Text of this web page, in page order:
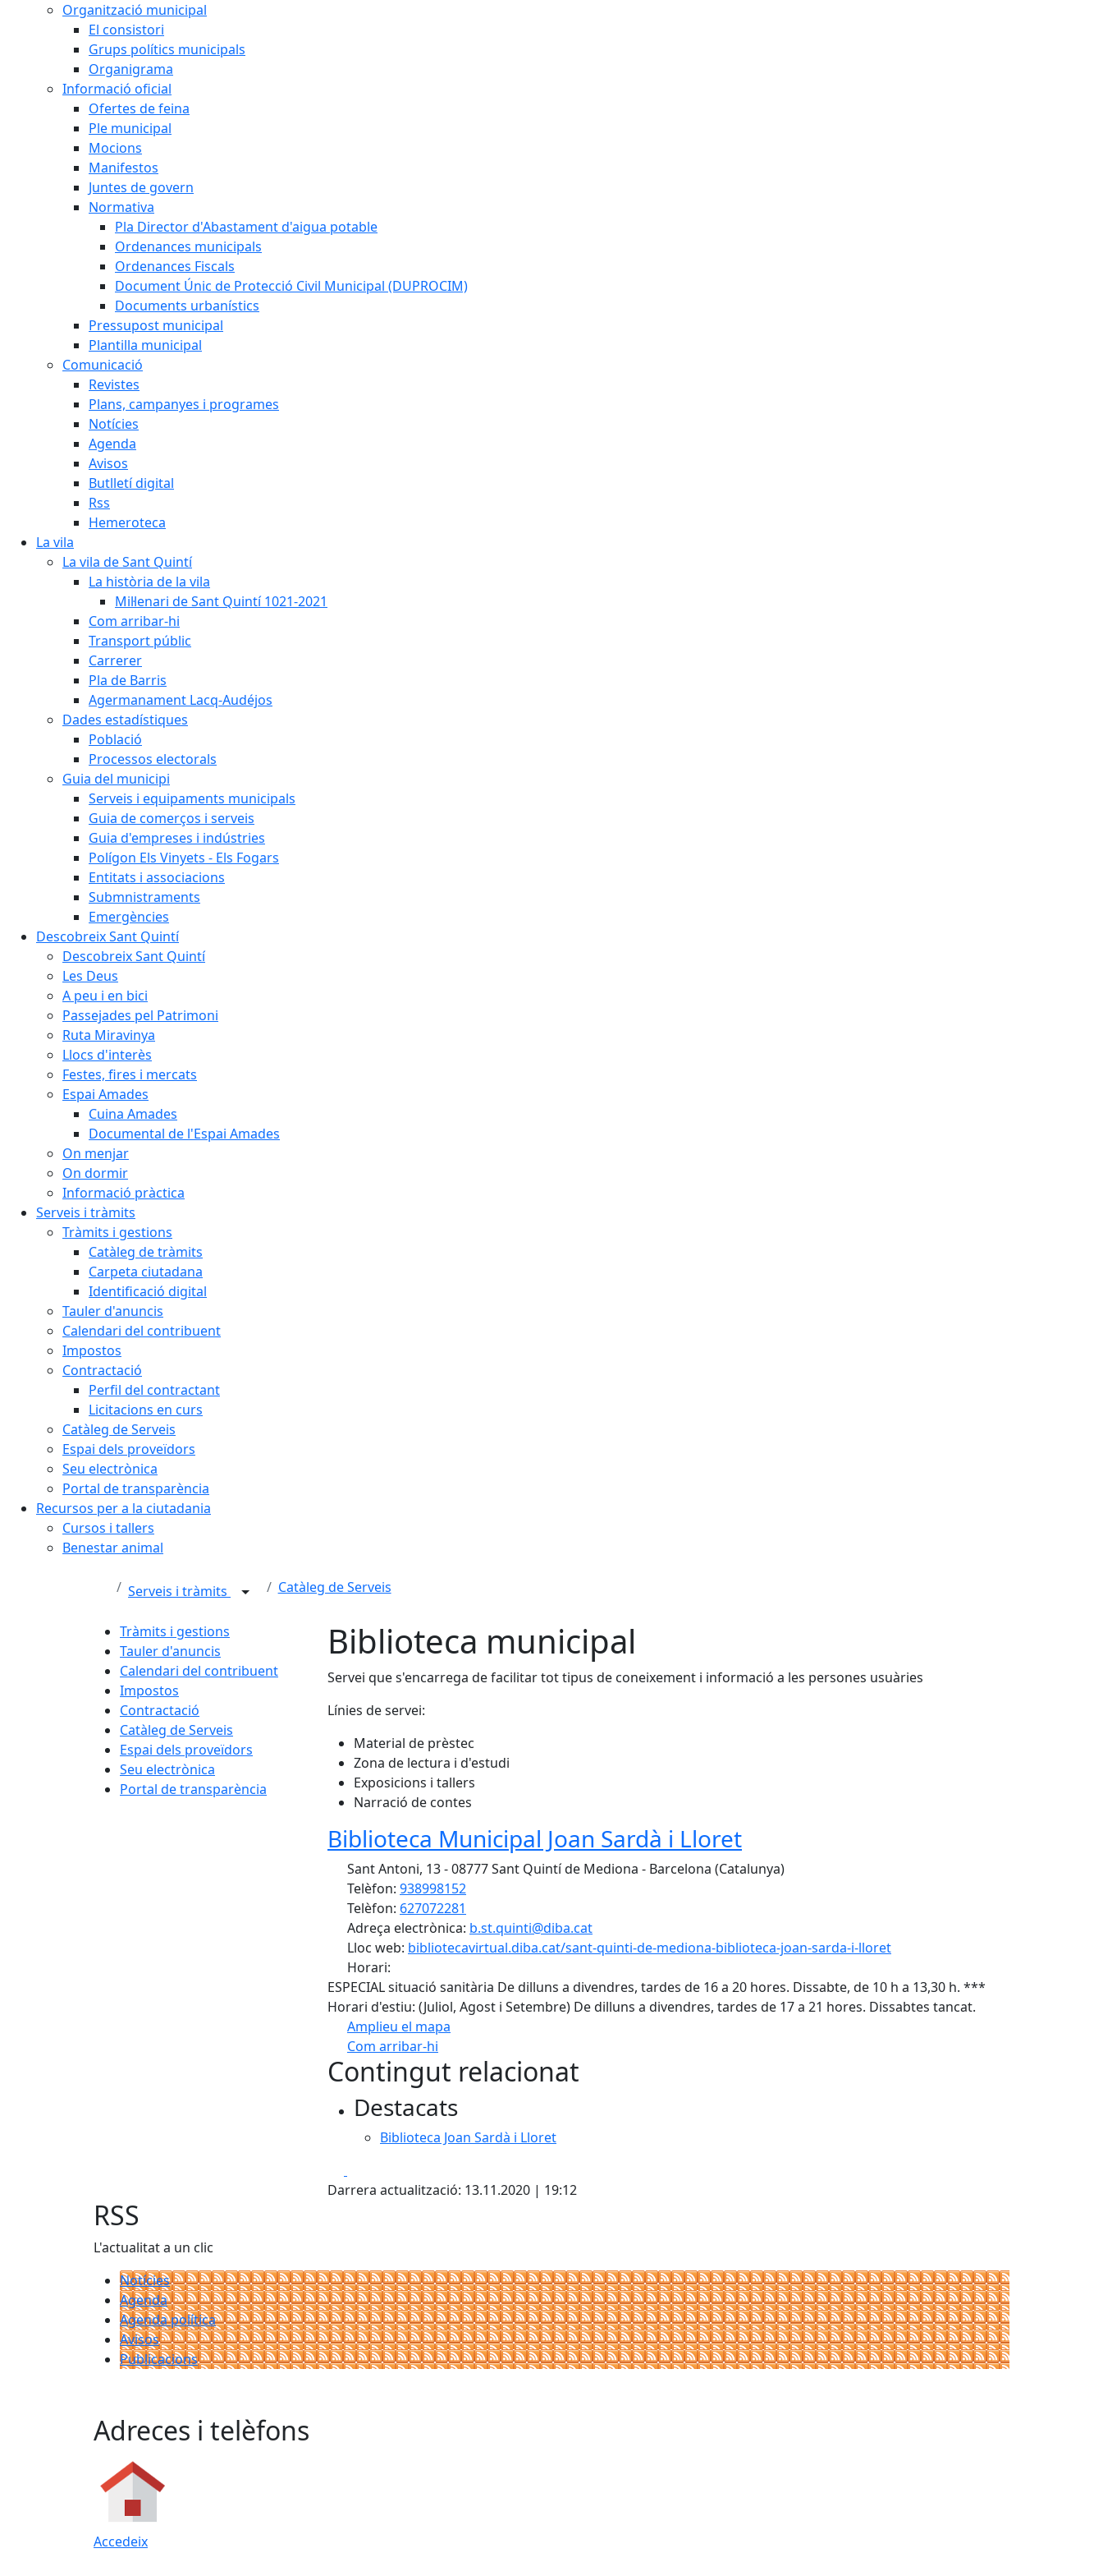
Organització municipal
El consistori
Grups polítics municipals
Organigrama
Informació oficial
Ofertes de feina
Ple municipal
Mocions
Manifestos
Juntes de govern
Normativa
Pla Director d'Abastament d'aigua potable
Ordenances municipals
Ordenances Fiscals
Document Únic de Protecció Civil Municipal (DUPROCIM)
Documents urbanístics
Pressupost municipal
Plantilla municipal
Comunicació
Revistes
Plans, campanyes i programes
Notícies
Agenda
Avisos
Butlletí digital
Rss
Hemeroteca
La vila
La vila de Sant Quintí
La història de la vila
Mil·lenari de Sant Quintí 1021-2021
Com arribar-hi
Transport públic
Carrerer
Pla de Barris
Agermanament Lacq-Audéjos
Dades estadístiques
Població
Processos electorals
Guia del municipi
Serveis i equipaments municipals
Guia de comerços i serveis
Guia d'empreses i indústries
Polígon Els Vinyets - Els Fogars
Entitats i associacions
Submnistraments
Emergències
Descobreix Sant Quintí
Descobreix Sant Quintí
Les Deus
A peu i en bici
Passejades pel Patrimoni
Ruta Miravinya
Llocs d'interès
Festes, fires i mercats
Espai Amades
Cuina Amades
Documental de l'Espai Amades
On menjar
On dormir
Informació pràctica
Serveis i tràmits
Tràmits i gestions
Catàleg de tràmits
Carpeta ciutadana
Identificació digital
Tauler d'anuncis
Calendari del contribuent
Impostos
Contractació
Perfil del contractant
Licitacions en curs
Catàleg de Serveis
Espai dels proveïdors
Seu electrònica
Portal de transparència
Recursos per a la ciutadania
Cursos i tallers
Benestar animal
Serveis i tràmits Catàleg de Serveis
Tràmits i gestions
Tauler d'anuncis
Calendari del contribuent
Impostos
Contractació
Catàleg de Serveis
Espai dels proveïdors
Seu electrònica
Portal de transparència
Biblioteca municipal
Servei que s'encarrega de facilitar tot tipus de coneixement i informació a les persones usuàries
Línies de servei:
Material de prèstec
Zona de lectura i d'estudi
Exposicions i tallers
Narració de contes
Biblioteca Municipal Joan Sardà i Lloret
Sant Antoni, 13 - 08777 Sant Quintí de Mediona - Barcelona (Catalunya)
Telèfon: 938998152
Telèfon: 627072281
Adreça electrònica: b.st.quinti@diba.cat
Lloc web: bibliotecavirtual.diba.cat/sant-quinti-de-mediona-biblioteca-joan-sarda-i-lloret
Horari:
ESPECIAL situació sanitària De dilluns a divendres, tardes de 16 a 20 hores. Dissabte, de 10 h a 13,30 h. ***
Horari d'estiu: (Juliol, Agost i Setembre) De dilluns a divendres, tardes de 17 a 21 hores. Dissabtes tancat.
Amplieu el mapa
Com arribar-hi
+
Contingut relacionat
Destacats
Biblioteca Joan Sardà i Lloret
Darrera actualització: 13.11.2020 | 19:12
RSS
L'actualitat a un clic
Notícies
Agenda
Agenda política
Avisos
Publicacions
Adreces i telèfons
Accedeix